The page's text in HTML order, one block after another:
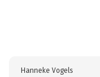
Hanneke Vogels